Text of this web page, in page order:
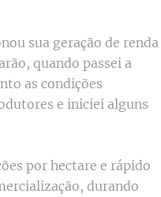
sua geração de renda
quando passei a
as condições
e iniciei alguns
por hectare e rápido
durando